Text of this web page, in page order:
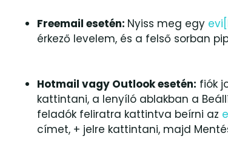
Freemail esetén: Nyiss meg egy
érkező levelem, és a felső sorban
Hotmail vagy Outlook esetén: fiók
kattintani, a lenyíló ablakban a
feladók feliratra kattintva beírni az
címet, + jelre kattintani, majd